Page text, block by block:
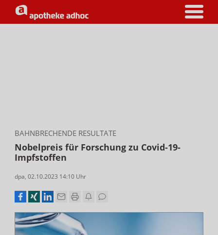
BAHNBRECHENDE RESULTATE
Nobelpreis für Forschung zu Covid-19-
Impfstoffen
dpa, 02.10.2023 14:10 Uhr